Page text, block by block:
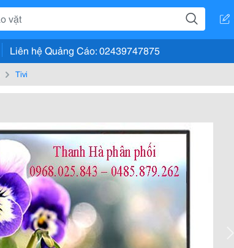
Liên hệ Quảng Cáo: 02439747875
Tivi